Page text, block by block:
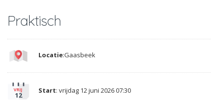
Praktisch
Locatie:Gaasbeek
VRIJ
12
Start: vrijdag 12 juni 2026 07:30